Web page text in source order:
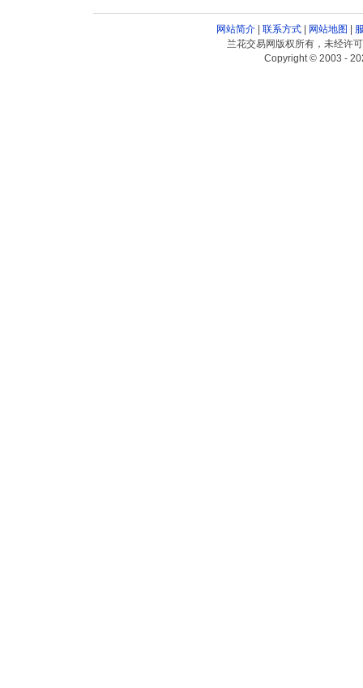
网站简介| 联系方式| 网站地图 |
兰花交易网版权所有，未经许
Copyright © 2003 -